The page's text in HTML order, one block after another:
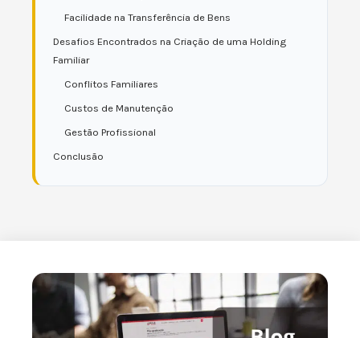
Facilidade na Transferência de Bens
Desafios Encontrados na Criação de uma Holding
Familiar
Conflitos Familiares
Custos de Manutenção
Gestão Profissional
Conclusão